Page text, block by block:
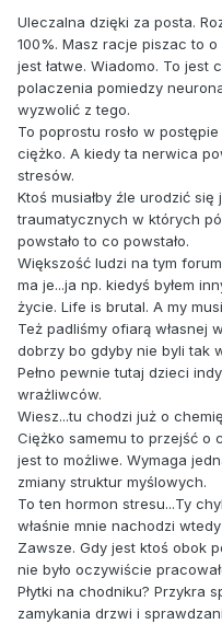
Uleczalna dzięki za posta.
100%. Masz racje piszac to
jest łatwe. Wiadomo. To jest
polaczenia pomiedzy
wyzwolić z tego.
To poprostu rosło w
ciężko. A kiedy ta nerwica
stresów.
Ktoś musiałby źle urodzić
traumatycznych w których
powstało to co powstało.
Większość ludzi na tym
ma je...ja np. kiedyś byłem
życie. Life is brutal. A my
Też padliśmy ofiarą własnej
dobrzy bo gdyby nie byli tak
Pełno pewnie tutaj dzieci
wrażliwców.
Wiesz...tu chodzi już o
Ciężko samemu to przejść o
jest to możliwe. Wymaga
zmiany struktur myślowych.
To ten hormon stresu...Ty
właśnie mnie nachodzi
Zawsze. Gdy jest ktoś obok
nie było oczywiście
Płytki na chodniku? Przykra
zamykania drzwi i